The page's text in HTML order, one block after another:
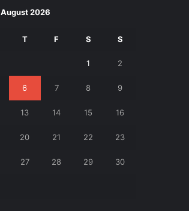
August 2026
T F S S
1 2
6 7 8 9
13 14 15 16
20 21 22 23
27 28 29 30